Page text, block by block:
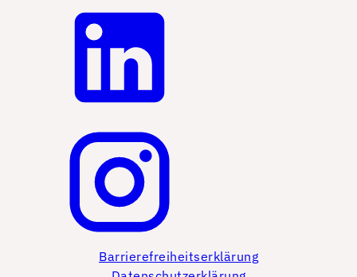
Barrierefreiheitserklärung